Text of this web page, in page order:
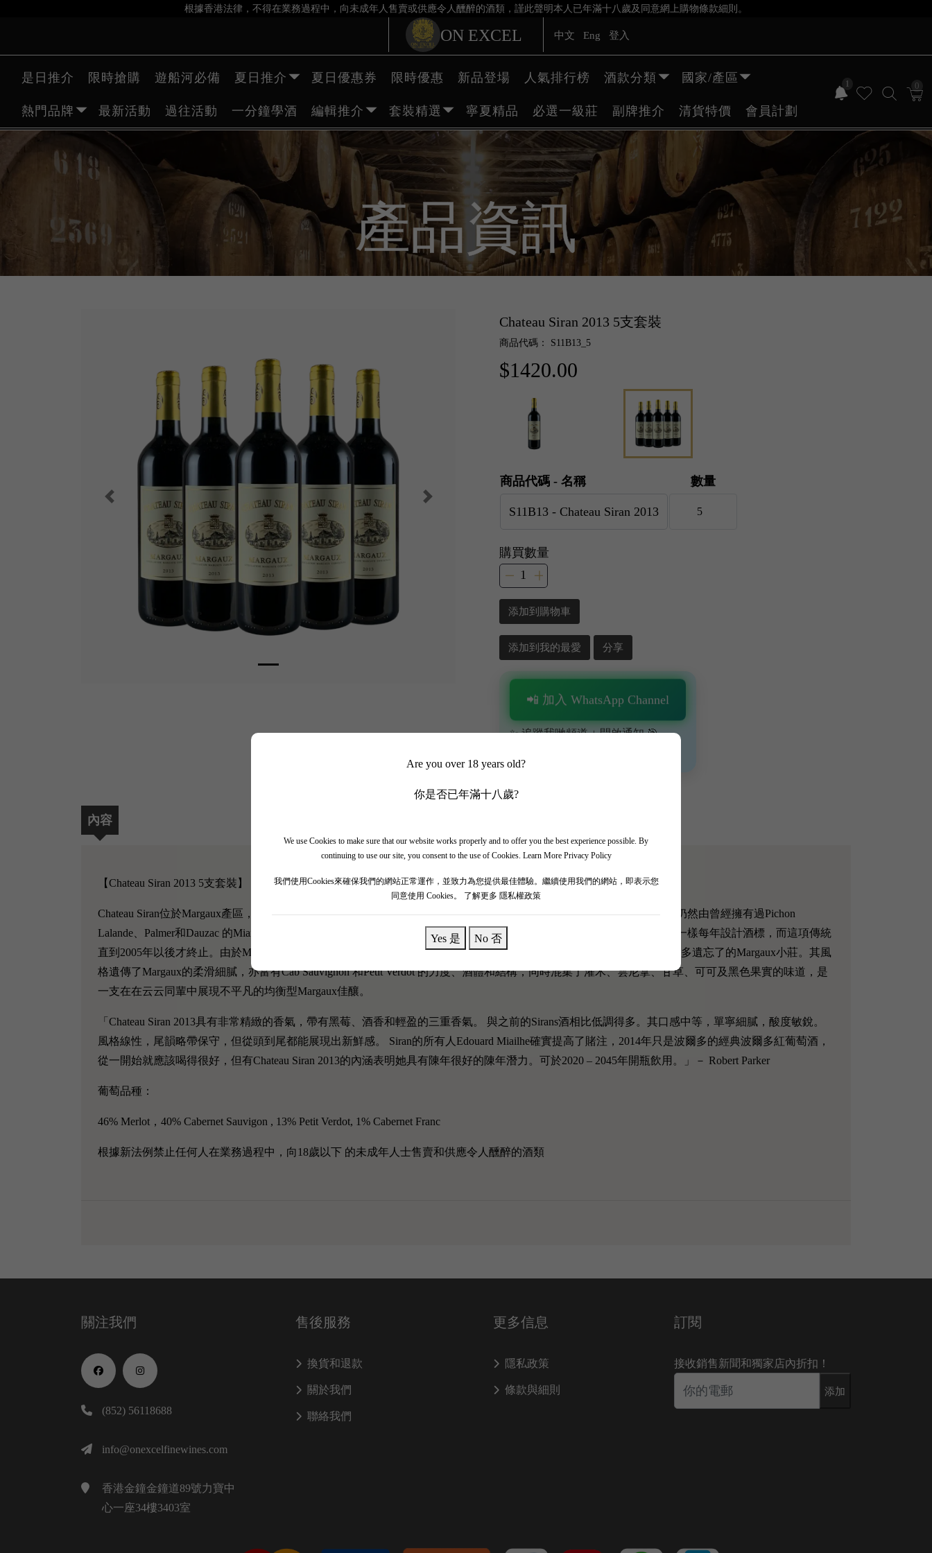
根據香港法律，不得在業務過程中，向未成年人售賣或供應令人醺醉的酒類，謹此聲明本人已年滿十八歲及同意網上購物條款細則。
ON EXCEL 中文 Eng 登入
1 0
是日推介 限時搶購 遊船河必備 夏日推介 夏日優惠券 限時優惠 新品登場 人氣排行榜 酒款分類 國家/產區
熱門品牌 最新活動 過往活動 一分鐘學酒 編輯推介 套裝精選 寧夏精品 必選一級莊 副牌推介 清貨特價 會員計劃
Are you over 18 years old?
你是否已年滿十八歲?
We use Cookies to make sure that our website works properly and to offer you the best experience possible. By
continuing to use our site, you consent to the use of Cookies. Learn More Privacy Policy
我們使用Cookies來確保我們的網站正常運作，並致力為您提供最佳體驗。繼續使用我們的網站，即表示您
同意使用 Cookies。 了解更多 隱私權政策
Yes 是 No 否
產品資訊
Chateau Siran 2013 5支套裝
商品代碼： S11B13_5
$1420.00
商品代碼 - 名稱 數量
購買數量
添加到購物車
添加到我的最愛 分享
📲 加入 WhatsApp Channel
✨ 追蹤我哋頻道 + 開啟通知 🎯
內容
【Chateau Siran 2013 5支套裝】
Chateau Siran位於Margaux產區，從17世紀便開始釀製紅酒，是能避過轉手和被收購命運待的少數波爾多酒莊之一，至今仍然由曾經擁有過Pichon
Lalande、Palmer和Dauzac 的Miailhe家族所管理，釀製水準可見一班。Chateau Siran最大的特色是跟Chateau Croxit Mouton一樣每年設計酒標，而這項傳統
直到2005年以後才終止。由於Miailhe家族在1859年才接手Chateau Siran，錯過了1855分級的重要時刻，是一家一直被波爾多遺忘了的Margaux小莊。其風
格遺傳了Margaux的柔滑細膩，亦富有Cab Sauvignon 和Petit Verdot 的力度、酒體和結構，同時混集了灌木、雲尼拿、甘草、可可及黑色果實的味道，是
一支在在云云同輩中展現不平凡的均衡型Margaux佳釀。
「Chateau Siran 2013具有非常精緻的香氣，帶有黑莓、酒香和輕盈的三重香氣。 與之前的Sirans酒相比低調得多。其口感中等，單寧細膩，酸度敏銳。
風格線性，尾韻略帶保守，但從頭到尾都能展現出新鮮感。 Siran的所有人Edouard Miailhe確實提高了賭注，2014年只是波爾多的經典波爾多紅葡萄酒，
從一開始就應該喝得很好，但有Chateau Siran 2013的內涵表明她具有陳年很好的陳年潛力。可於2020 – 2045年開瓶飲用。」－ Robert Parker
葡萄品種：
46% Merlot，40% Cabernet Sauvigon , 13% Petit Verdot, 1% Cabernet Franc
根據新法例禁止任何人在業務過程中，向18歲以下 的未成年人士售賣和供應令人醺醉的酒類
關注我們
(852) 56118688
info@onexcelfinewines.com
香港金鐘金鐘道89號力寶中
心一座34樓3403室
售後服務
換貨和退款
關於我們
聯絡我們
更多信息
隱私政策
條款與細則
訂閱
接收銷售新聞和獨家店內折扣！
添加